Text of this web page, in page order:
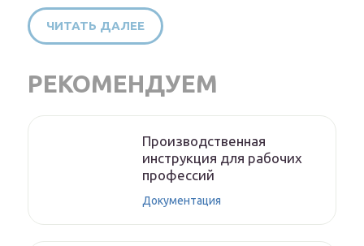
ЧИТАТЬ ДАЛЕЕ
РЕКОМЕНДУЕМ
Производственная
инструкция для рабочих
профессий
Документация